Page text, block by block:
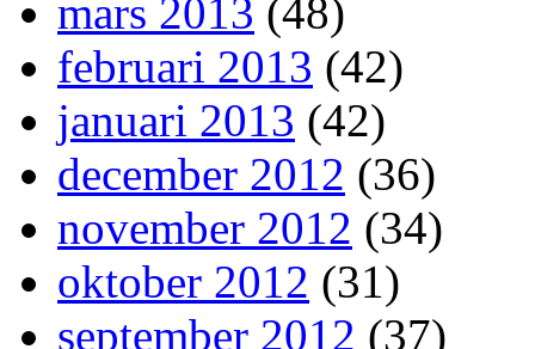
mars 2013 (48)
februari 2013 (42)
januari 2013 (42)
december 2012 (36)
november 2012 (34)
oktober 2012 (31)
september 2012 (37)